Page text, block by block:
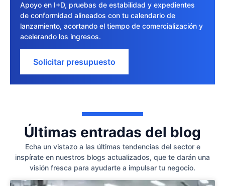
Apoyo en I+D, pruebas de estabilidad y expedientes
de conformidad alineados con tu calendario de
lanzamiento, acortando el tiempo de comercialización y
acelerando los ingresos.
Solicitar presupuesto
Últimas entradas del blog
Echa un vistazo a las últimas tendencias del sector e
inspírate en nuestros blogs actualizados, que te darán una
visión fresca para ayudarte a impulsar tu negocio.